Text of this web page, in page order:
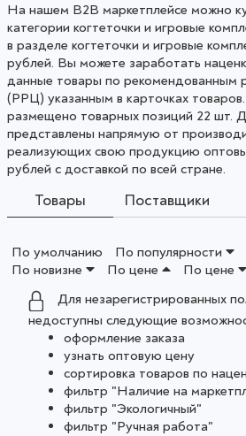
На нашем B2B маркетплейсе можно
категории когтеточки и игровые
в разделе когтеточки и игровые
рублей. Вы можете заработать
данные товары по рекомендованным
(РРЦ) указанным в карточках
размещено товарных позиций 22 шт.
представлены напрямую от
реализующих свою продукцию
рублей с доставкой по всей стране.
Товары Поставщики
По умолчанию По популярности
По новизне
По цене
По цене
Для незарегистрированных
недоступны следующие
оформление заказа
узнать оптовую цену
сортировка товаров по
фильтр "Наличие на
фильтр "Экологичный"
фильтр "Ручная работа"